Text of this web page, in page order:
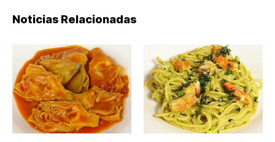
Noticias Relacionadas